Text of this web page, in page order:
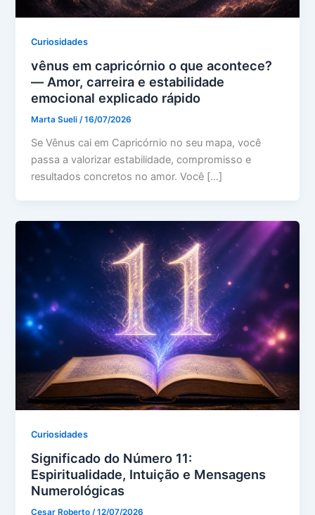
Curiosidades
vênus em capricórnio o que acontece?
— Amor, carreira e estabilidade
emocional explicado rápido
Marta Sueli/16/07/2026
Se Vênus cai em Capricórnio no seu mapa, você
passa a valorizar estabilidade, compromisso e
resultados concretos no amor. Você […]
Curiosidades
Significado do Número 11:
Espiritualidade, Intuição e Mensagens
Numerológicas
Cesar Roberto/12/07/2026